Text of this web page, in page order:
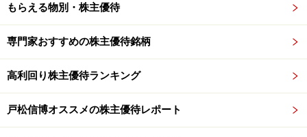
2016年9月末時点の財務状況は、自己資本比率が
49.7％、有利子負債が3億600万円、現金等が5億2100万
業界でも2位。
株価は緩やかな上昇が続いており、2017年3月末の権利
落ちに向けて上昇が継続する可能性も期待できると思い
もらえる物別・株主優待
専門家おすすめの株主優待銘柄
高利回り株主優待ランキング
戸松信博オススメの株主優待レポート